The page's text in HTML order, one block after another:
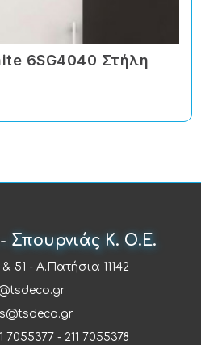
6SG4040 Στήλη
Σπουρνιάς Κ. Ο.Ε.
51 - Α.Πατήσια 11142
7055377 - 211 7055378